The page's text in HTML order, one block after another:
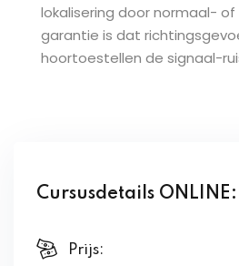
lokalisering door normaal-
garantie is dat
hoortoestellen de signaal-
Cursusdetails ONLINE:
Prijs: